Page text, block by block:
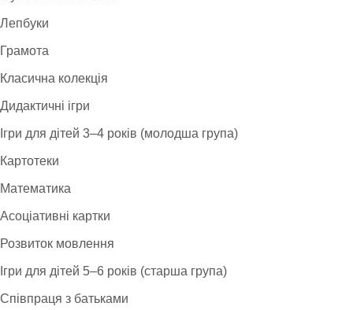
Лепбуки
Грамота
Класична колекція
Дидактичні ігри
Ігри для дітей 3–4 років (молодша група)
Картотеки
Математика
Асоціативні картки
Розвиток мовлення
Ігри для дітей 5–6 років (старша група)
Співпраця з батьками